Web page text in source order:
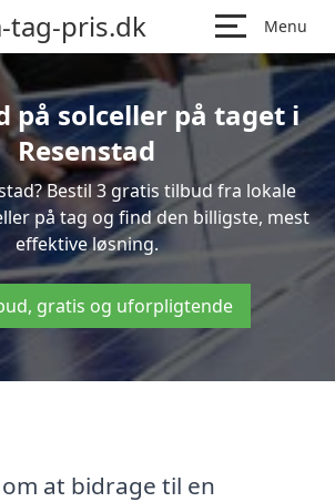
tag-pris.dk Menu
på solceller på taget i
Resenstad
Bestil 3 gratis tilbud fra lokale
på tag og find den billigste, mest
effektive løsning.
gratis og uforpligtende
at bidrage til en